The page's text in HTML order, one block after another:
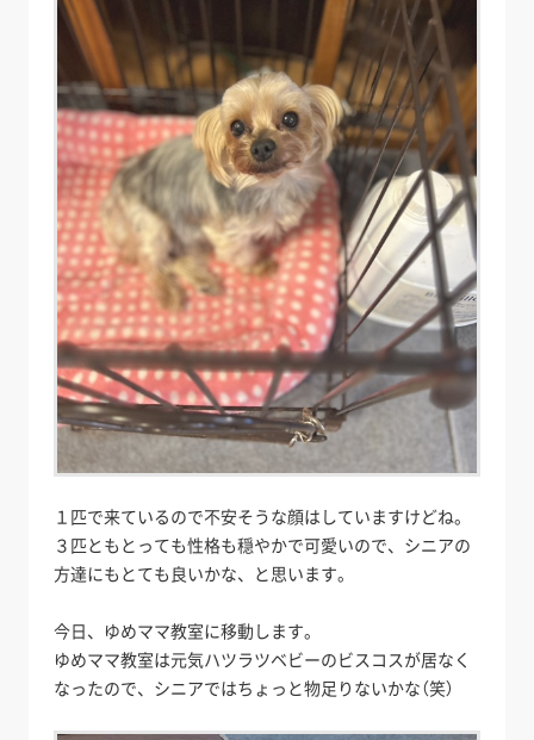
１匹で来ているので不安そうな顔はしていますけどね。
３匹ともとっても性格も穏やかで可愛いので、シニアの
方達にもとても良いかな、と思います。
今日、ゆめママ教室に移動します。
ゆめママ教室は元気ハツラツベビーのビスコスが居なく
なったので、シニアではちょっと物足りないかな（笑）